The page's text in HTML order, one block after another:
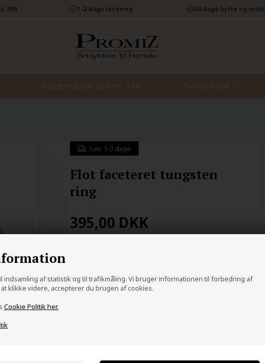
indsamling af statistik og til trafikmåling. Vi bruger informationen til forbedring af
klikke videre, accepterer du brugen af cookies.
Cookie Politik her.
399 1-2 dage levering 60 dage bytte og retur
Lev. 1-3 dage
Flot faceteret tungsten
ring
395,00 DKK